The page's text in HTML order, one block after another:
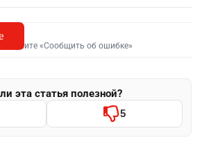
нажмите «Сообщить об ошибке»
эта статья полезной?
5